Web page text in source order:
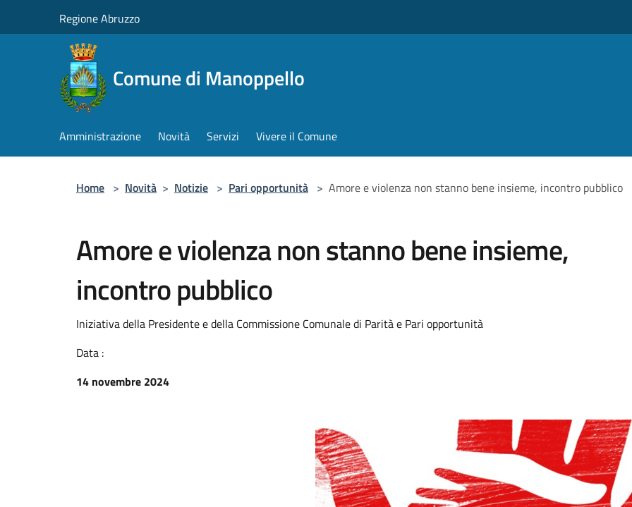
Regione Abruzzo
Comune di Manoppello
Amministrazione Novità Servizi Vivere il Comune
Home > Novità > Notizie > Pari opportunità > Amore e violenza non stanno bene insieme, incontro pubblico
Amore e violenza non stanno bene insieme,
incontro pubblico
Iniziativa della Presidente e della Commissione Comunale di Parità e Pari opportunità
Data :
14 novembre 2024